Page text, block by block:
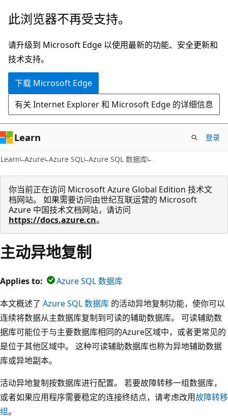
跳
主
要
内
此浏览器不再受支持。
请升级到 Microsoft Edge 以使用最新的功能、安全更新和
技术支持。
下载 Microsoft Edge
有关 Internet Explorer 和 Microsoft Edge 的详细信息
Learn 登录
Learn Azure Azure SQL Azure SQL 数据库
你当前正在访问 Microsoft Azure Global Edition 技术文
档网站。 如果需要访问由世纪互联运营的 Microsoft
Azure 中国技术文档网站，请访问
https://docs.azure.cn。
主动异地复制
Applies to:
Azure SQL 数据库
本文概述了 Azure SQL 数据库 的活动异地复制功能，使你可以
连续将数据从主数据库复制到可读的辅助数据库。 可读辅助数
据库可能位于与主要数据库相同的Azure区域中，或者更常见的
是位于其他区域中。 这种可读辅助数据库也称为异地辅助数据
库或异地副本。
活动异地复制按数据库进行配置。 若要故障转移一组数据库，
或者如果应用程序需要稳定的连接终结点，请考虑改用故障转移
组。